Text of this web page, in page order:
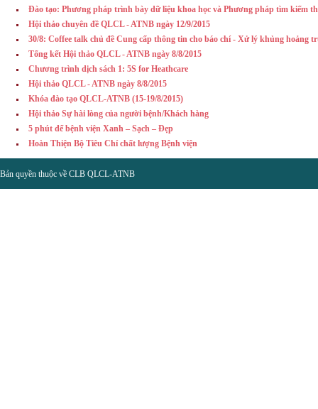
Đào tạo: Phương pháp trình bày dữ liệu khoa học và Phương pháp tìm kiếm
Hội thảo chuyên đề QLCL - ATNB ngày 12/9/2015
30/8: Coffee talk chủ đề Cung cấp thông tin cho báo chí - Xử lý khủng hoảng
Tổng kết Hội thảo QLCL - ATNB ngày 8/8/2015
Chương trình dịch sách 1: 5S for Heathcare
Hội thảo QLCL - ATNB ngày 8/8/2015
Khóa đào tạo QLCL-ATNB (15-19/8/2015)
Hội thảo Sự hài lòng của người bệnh/Khách hàng
5 phút để bệnh viện Xanh – Sạch – Đẹp
Hoàn Thiện Bộ Tiêu Chí chất lượng Bệnh viện
Bản quyền thuộc về CLB QLCL-ATNB